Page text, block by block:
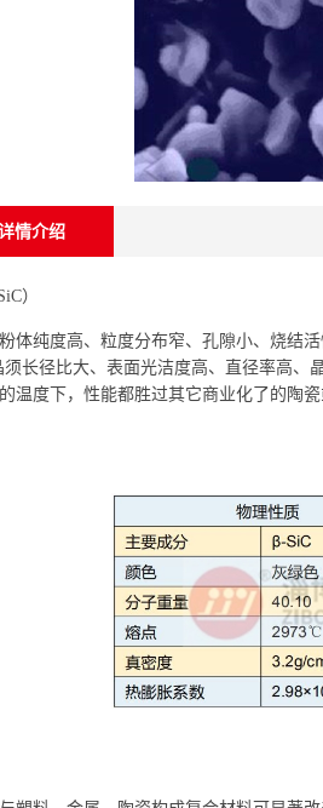
情介绍
）
体纯度高、粒度分布窄、孔隙小、烧结
须长径比大、表面光洁度高、直径率高
温度下，性能都胜过其它商业化了的陶瓷